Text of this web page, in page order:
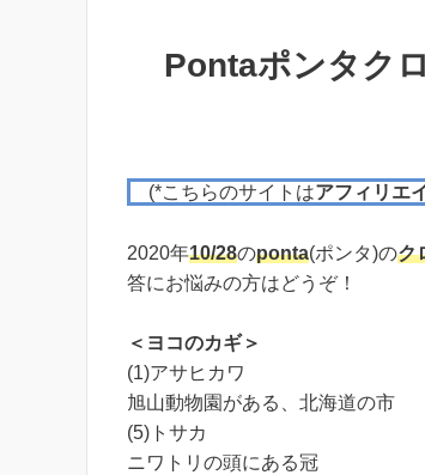
Pontaポンタク
(*こちらのサイトはアフィリエ
2020年10/28のponta(ポンタ)のク
答にお悩みの方はどうぞ！
＜ヨコのカギ＞
(1)アサヒカワ
旭山動物園がある、北海道の市
(5)トサカ
ニワトリの頭にある冠